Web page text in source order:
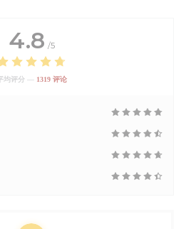
4.8 /5
均评分 — 1319 评论